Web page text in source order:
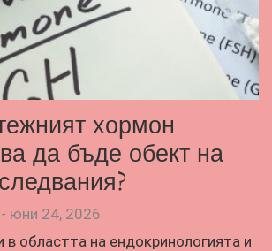
хормон
да бъде обект на
- юни 24, 2026
областта на ендокринологията и